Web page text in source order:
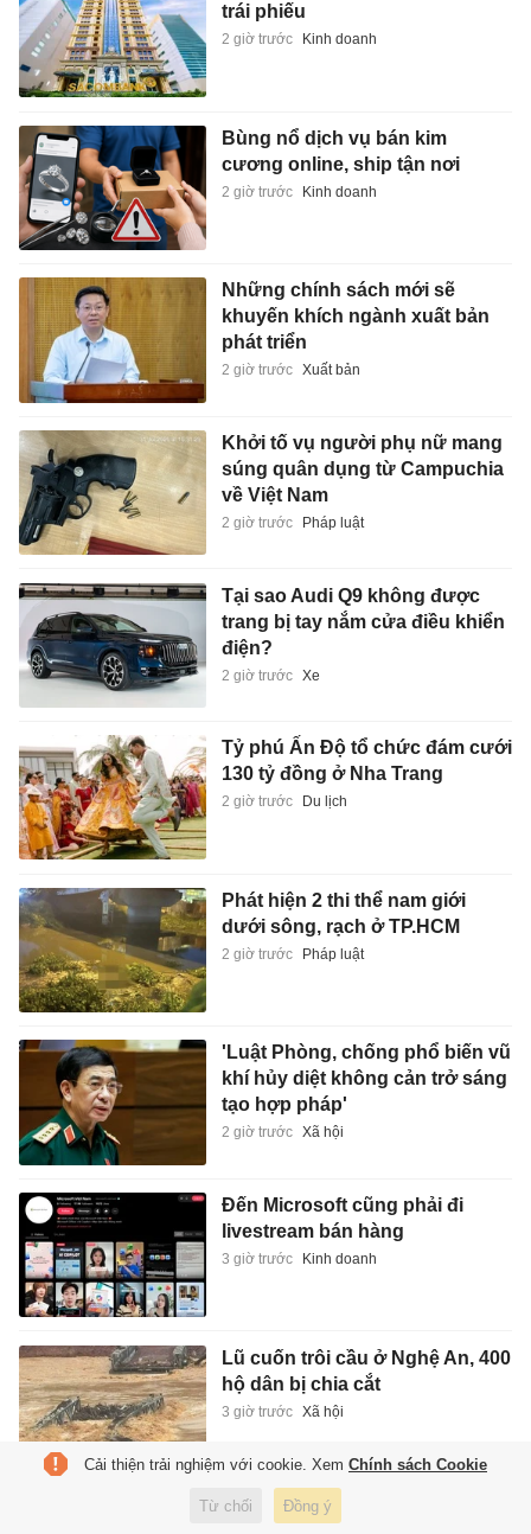
trái phiếu
2 giờ trước Kinh doanh
Bùng nổ dịch vụ bán kim
cương online, ship tận nơi
2 giờ trước Kinh doanh
Những chính sách mới sẽ
khuyến khích ngành xuất bản
phát triển
2 giờ trước Xuất bản
Khởi tố vụ người phụ nữ mang
súng quân dụng từ Campuchia
về Việt Nam
2 giờ trước Pháp luật
Tại sao Audi Q9 không được
trang bị tay nắm cửa điều khiển
điện?
2 giờ trước Xe
Tỷ phú Ấn Độ tổ chức đám cưới
130 tỷ đồng ở Nha Trang
2 giờ trước Du lịch
Phát hiện 2 thi thể nam giới
dưới sông, rạch ở TP.HCM
2 giờ trước Pháp luật
'Luật Phòng, chống phổ biến vũ
khí hủy diệt không cản trở sáng
tạo hợp pháp'
2 giờ trước Xã hội
Đến Microsoft cũng phải đi
livestream bán hàng
3 giờ trước Kinh doanh
Lũ cuốn trôi cầu ở Nghệ An, 400
hộ dân bị chia cắt
3 giờ trước Xã hội
Nhà sản xuất 'Anh Trai Say Hi'
Cải thiện trải nghiệm với cookie. Xem Chính sách Cookie
Từ chối Đồng ý